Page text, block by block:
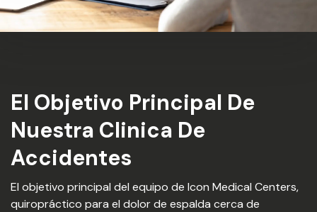
El Objetivo Principal De
Nuestra Clinica De
Accidentes
El objetivo principal del equipo de Icon Medical Centers,
quiropráctico para el dolor de espalda cerca de